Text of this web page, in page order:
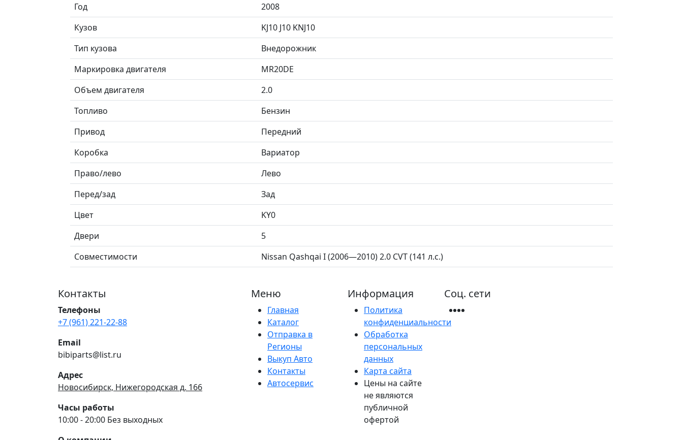
Год
2008
Кузов
KJ10 J10 KNJ10
Тип кузова
Внедорожник
Маркировка двигателя
MR20DE
Объем двигателя
2.0
Топливо
Бензин
Привод
Передний
Коробка
Вариатор
Право/лево
Лево
Перед/зад
Зад
Цвет
KY0
Двери
5
Совместимости
Nissan Qashqai I (2006—2010) 2.0 CVT (141 л.с.)
Контакты
Телефоны
+7 (961) 221-22-88
Email
bibiparts@list.ru
Адрес
Новосибирск, Нижегородская д. 166
Часы работы
10:00 - 20:00 Без выходных
Меню
Главная
Каталог
Отправка в
Регионы
Выкуп Авто
Контакты
Автосервис
Информация
Политика
конфиденциальности
Обработка
персональных
данных
Карта сайта
Цены на сайте
не являются
публичной
офертой
Соц. сети